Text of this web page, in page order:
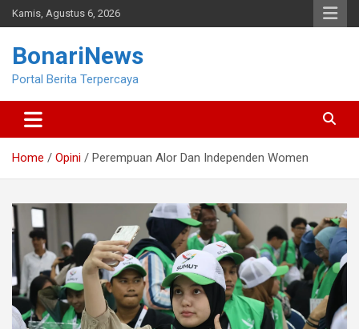
Skip
to
Kamis, Agustus 6, 2026
BonariNews
Portal Berita Terpercaya
Home Opini Perempuan Alor Dan Independen Women